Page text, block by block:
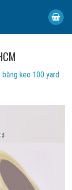
băng keo 100 yard